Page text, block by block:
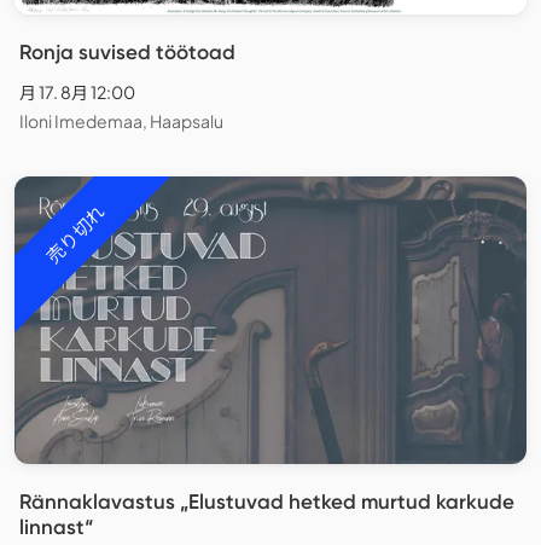
Ronja suvised töötoad
月 17. 8月 12:00
Iloni Imedemaa, Haapsalu
売り切れ
Rännaklavastus „Elustuvad hetked murtud karkude
linnast“